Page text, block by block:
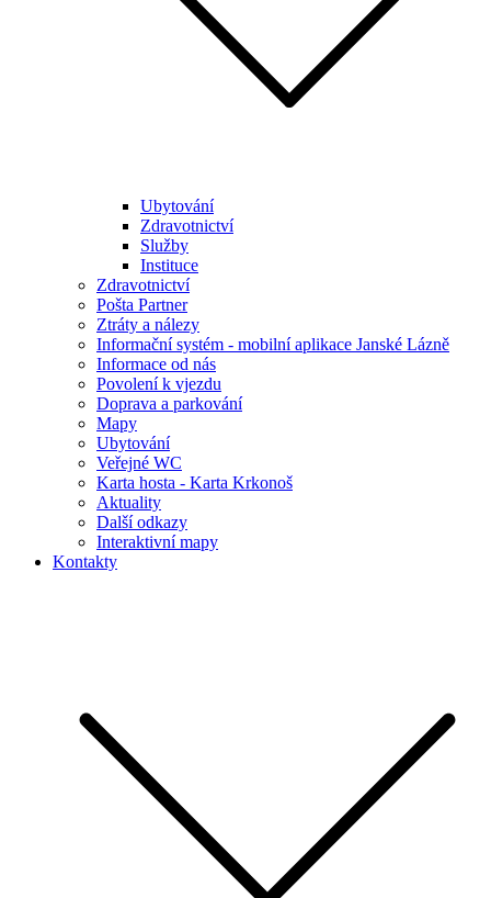
Ubytování
Zdravotnictví
Služby
Instituce
Zdravotnictví
Pošta Partner
Ztráty a nálezy
Informační systém - mobilní aplikace Janské Lázně
Informace od nás
Povolení k vjezdu
Doprava a parkování
Mapy
Ubytování
Veřejné WC
Karta hosta - Karta Krkonoš
Aktuality
Další odkazy
Interaktivní mapy
Kontakty